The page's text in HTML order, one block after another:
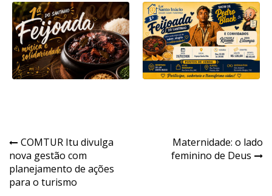
Navegação
de
Post
COMTUR Itu divulga
nova gestão com
planejamento de ações
para o turismo
Maternidade: o lado
feminino de Deus